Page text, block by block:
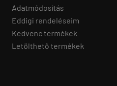
Adatmódosítás
Eddigi rendeléseim
Kedvenc termékek
Letölthető termékek